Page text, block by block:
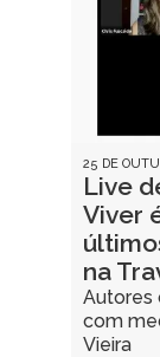
25 DE
Live
Viver
na
Autores
com
Vieira